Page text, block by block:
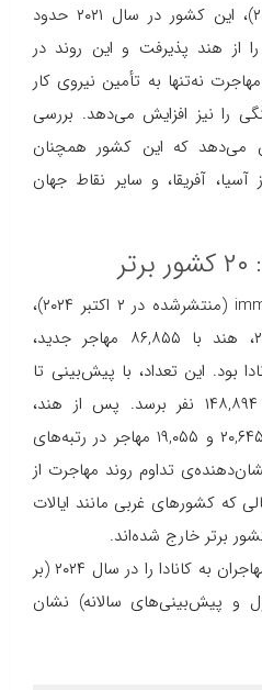
(منتشرشده در ۲۱ مارس ۲۰۲۵)، این کشور در سال ۲۰۲۱ حدود
از هند پذیرفت و این روند در
نه‌تنها به تأمین نیروی کار
را نیز افزایش می‌دهد. بررسی
می‌دهد که این کشور همچنان
آفریقا، و سایر نقاط جهان
بر اساس گزارش immigration.ca (منتشرشده در ۲ اکتبر ۲۰۲۴)،
در هفت ماه اول سال ۲۰۲۴، هند با ۸۶,۸۵۵ مهاجر جدید،
بود. این تعداد، با پیش‌بینی تا
پایان سال، ممکن است به ۱۴۸,۸۹۴ نفر برسد. پس از هند،
فیلیپین و چین به ترتیب با ۲۰,۶۴۵ و ۱۹,۰۵۵ مهاجر در رتبه‌های
تداوم روند مهاجرت از
که کشورهای غربی مانند ایالات
جدول زیر ۲۰ کشور برتر مبدأ مهاجران به کانادا را در سال ۲۰۲۴ (بر
و پیش‌بینی‌های سالانه) نشان